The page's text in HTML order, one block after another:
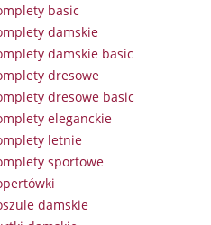
basic
damskie
damskie basic
dresowe
dresowe basic
eleganckie
letnie
sportowe
damskie